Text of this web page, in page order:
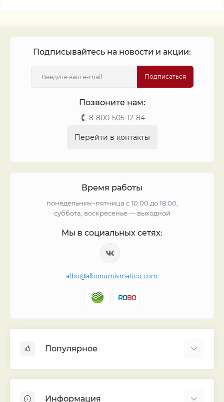
Подписывайтесь на новости и акции:
Подписаться
Позвоните нам:
8-800-505-12-84
Перейти в контакты
Время работы
понедельник–пятница с 10:00 до 18:00,
суббота, воскресенье — выходной
Мы в социальных сетях:
albo@albonumismatico.com
Популярное
Информация